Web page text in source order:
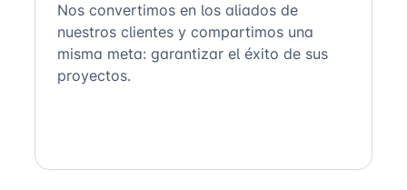
Nos convertimos en los aliados de
nuestros clientes y compartimos una
misma meta: garantizar el éxito de sus
proyectos.